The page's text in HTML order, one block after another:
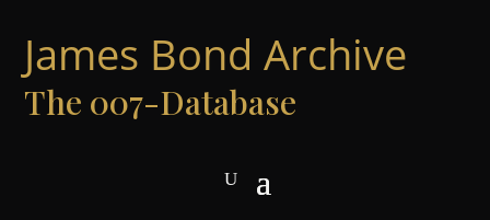
James Bond Archive
The 007-Database